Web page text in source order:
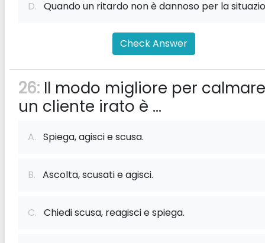
D. Quando un ritardo non è dannoso per la
Check Answer
26: Il modo migliore per calmare
un cliente irato è ...
A. Spiega, agisci e scusa.
B. Ascolta, scusati e agisci.
C. Chiedi scusa, reagisci e spiega.